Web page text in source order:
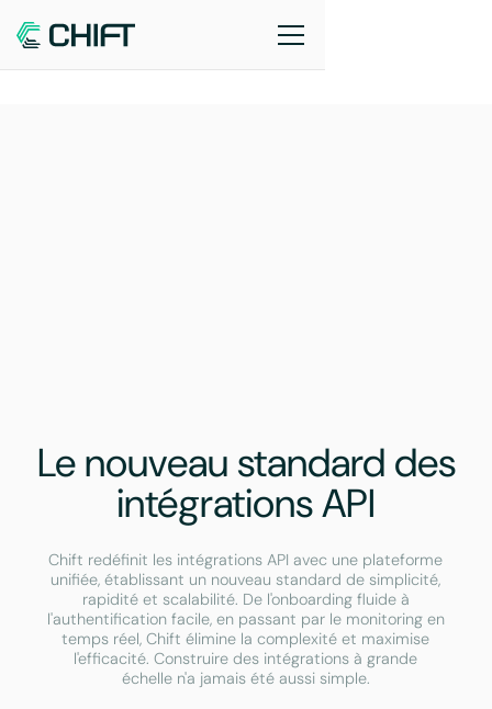
Le nouveau standard des
intégrations API
Chift redéfinit les intégrations API avec une plateforme
unifiée, établissant un nouveau standard de simplicité,
rapidité et scalabilité. De l'onboarding fluide à
l'authentification facile, en passant par le monitoring en
temps réel, Chift élimine la complexité et maximise
l'efficacité. Construire des intégrations à grande
échelle n'a jamais été aussi simple.